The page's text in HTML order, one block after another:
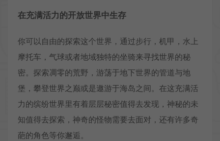
在充满活力的开放世界中生存
你可以自由的探索这个世界，通过步行，机甲，水上
摩托车，气球或者地域独特的坐骑来寻找世界的秘
密。探索凋零的荒野，游荡于地下世界的管道与地
堡，攀登世界之巅或是遨游于海岛之间。在这充满活
力的缤纷世界里有着层层秘密值得去发现，神秘的未
知值得去探索，神奇的怪物需要去面对，还有许多奇
葩的角色等你邂逅。